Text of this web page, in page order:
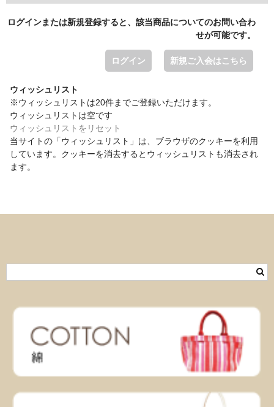
ログインまたは新規登録すると、該当商品についてのお問い合わ
せが可能です。
ログイン 新規ご入会はこちら
ウィッシュリスト
※ウィッシュリストは20件までご登録いただけます。
ウィッシュリストは空です
ウィッシュリストをリセット
当サイトの「ウィッシュリスト」は、ブラウザのクッキーを利用
しています。クッキーを消去するとウィッシュリストも消去され
ます。